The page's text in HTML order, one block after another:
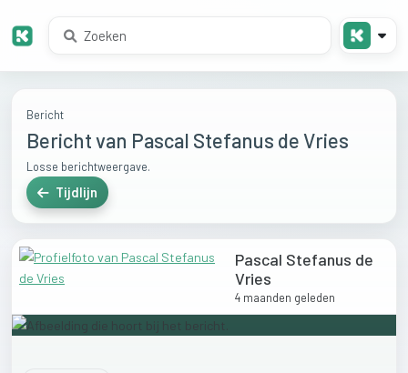
Bericht
Bericht van Pascal Stefanus de Vries
Losse berichtweergave.
Tijdlijn
Pascal Stefanus de
Vries
4 maanden geleden